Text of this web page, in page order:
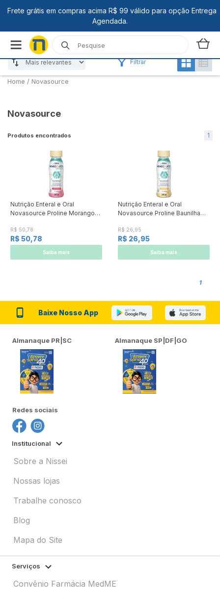
Filtrar
Home / Novasource
Novasource
Produtos encontrados 1
Nutrição Enteral e Oral
Novasource Proline Morango
R$ 50,78
R$ 50,78
Saiba mais
Nutrição Enteral e Oral
Novasource Proline Baunilha
R$ 26,95
R$ 26,95
Saiba mais
1
Baixe Nosso App
Almanaque PR|SC Almanaque SP|DF|GO
Redes sociais
Institucional
Sobre a Nissei
Nossas lojas
Trabalhe conosco
Blog
Mapa do Site
Serviços
Convênio Farmácia MedME